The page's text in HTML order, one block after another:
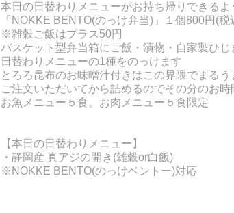
本日の日替わりメニューがお持ち帰りできるよ
「NOKKE BENTO(のっけ弁当)」１個800円(税
※雑穀ご飯はプラス50円
バスケット型弁当箱にご飯・漬物・自家製ひ
日替わりメニューの1種をのっけます
とろろ昆布のお味噌汁付きはこの界隈でまるう
ご注文いただいてから詰めるのでその分のお時
お魚メニュー５食。お肉メニュー５食限定
【本日の日替わりメニュー】
・静岡産 真アジの開き (雑穀or白飯)
※NOKKE BENTO(のっけベントー)対応